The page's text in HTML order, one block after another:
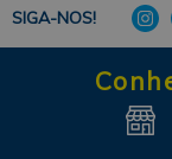
SIGA-NOS!